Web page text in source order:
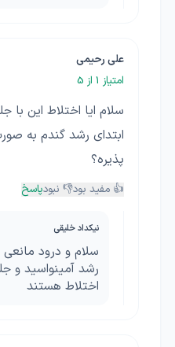
علی رحیمی
امتیاز 1 از 5
سلام ایا اختلاط این با
ابتدای رشد گندم به
پذیره؟
👍 مفید بود👎 نبودپاسخ
نیکداد خلیقی
سلام و درود
رشد آمینواسید و
اختلاط هستند